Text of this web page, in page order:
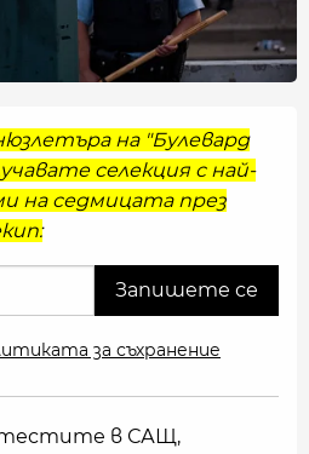
на "Булевард
селекция с най-
на седмицата през
за съхранение
в САЩ,